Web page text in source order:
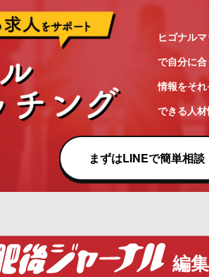
ヒゴナル
で自分に
情報をそ
できる人材
まずはLINEで簡単相談
編